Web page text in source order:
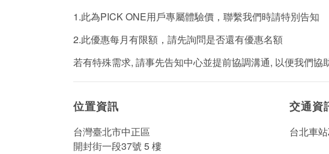
1.此為PICK ONE用戶專屬體驗價，聯繫我們時請特別告知
2.此優惠每月有限額，請先詢問是否還有優惠名額
若有特殊需求, 請事先告知中心並提前協調溝通, 以便我們協
位置資訊
台灣臺北市中正區
開封街一段37號 5 樓
交通資
台北車